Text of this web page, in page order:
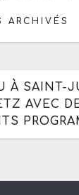
ARCHIVÉS
À SAINT-
AVEC